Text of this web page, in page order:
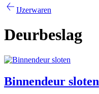
IJzerwaren
Deurbeslag
Binnendeur sloten